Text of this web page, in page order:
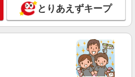
とりあえずキープ